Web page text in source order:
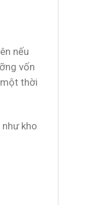
nếu
vốn
thời
kho